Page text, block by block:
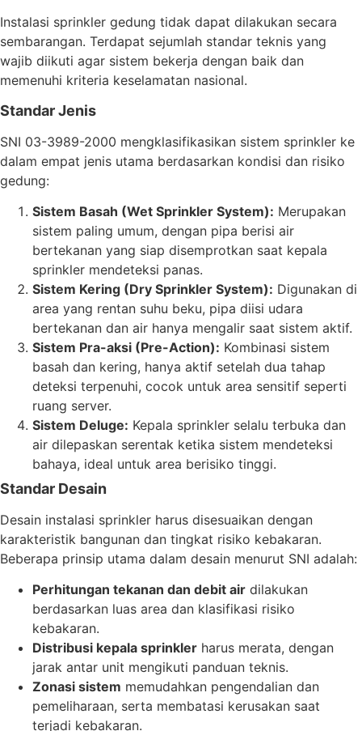
Instalasi sprinkler gedung tidak dapat dilakukan secara
sembarangan. Terdapat sejumlah standar teknis yang
wajib diikuti agar sistem bekerja dengan baik dan
memenuhi kriteria keselamatan nasional.
Standar Jenis
SNI 03-3989-2000 mengklasifikasikan sistem sprinkler ke
dalam empat jenis utama berdasarkan kondisi dan risiko
gedung:
Sistem Basah (Wet Sprinkler System): Merupakan
sistem paling umum, dengan pipa berisi air
bertekanan yang siap disemprotkan saat kepala
sprinkler mendeteksi panas.
Sistem Kering (Dry Sprinkler System): Digunakan di
area yang rentan suhu beku, pipa diisi udara
bertekanan dan air hanya mengalir saat sistem aktif.
Sistem Pra-aksi (Pre-Action): Kombinasi sistem
basah dan kering, hanya aktif setelah dua tahap
deteksi terpenuhi, cocok untuk area sensitif seperti
ruang server.
Sistem Deluge: Kepala sprinkler selalu terbuka dan
air dilepaskan serentak ketika sistem mendeteksi
bahaya, ideal untuk area berisiko tinggi.
Standar Desain
Desain instalasi sprinkler harus disesuaikan dengan
karakteristik bangunan dan tingkat risiko kebakaran.
Beberapa prinsip utama dalam desain menurut SNI adalah:
Perhitungan tekanan dan debit air dilakukan
berdasarkan luas area dan klasifikasi risiko
kebakaran.
Distribusi kepala sprinkler harus merata, dengan
jarak antar unit mengikuti panduan teknis.
Zonasi sistem memudahkan pengendalian dan
pemeliharaan, serta membatasi kerusakan saat
terjadi kebakaran.